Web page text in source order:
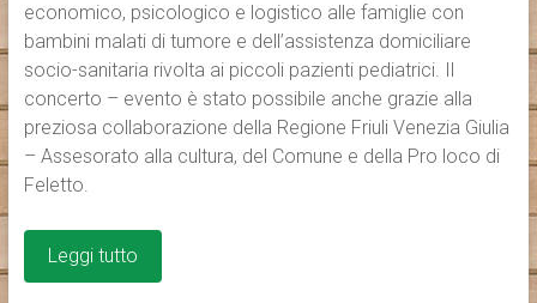
economico, psicologico e logistico alle famiglie con
bambini malati di tumore e dell’assistenza domiciliare
socio-sanitaria rivolta ai piccoli pazienti pediatrici. Il
concerto – evento è stato possibile anche grazie alla
preziosa collaborazione della Regione Friuli Venezia Giulia
– Assesorato alla cultura, del Comune e della Pro loco di
Feletto.
Leggi tutto